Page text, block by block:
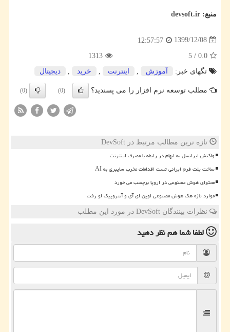
منبع: devsoft.ir
1399/12/08
12:57:57
0.0
/
5
1313
تگهای خبر:
آموزش اینترنت خرید دیجیتال
مطلب توسعه نرم افزار را می پسندید؟ (0)
(0)
تازه ترین مطالب مرتبط در DevSoft
واکنش ایرانسل به ابهام در رابطه با مصرف اینترنت
ساخت پلت فرم ایرانی تست اقدامات مخرب سایبری به AI
محتوای هوش مصنوعی در اروپا برچسب می خورد
موارد تازه هک هوش مصنوعی اوپن ای آی و آنتروپیک لو رفت
نظرات بینندگان DevSoft در مورد این مطلب
لطفا شما همنظر دهید